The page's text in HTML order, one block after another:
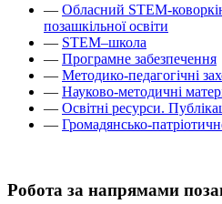
— Обласний STEM-
позашкільної освіти
— STEM–школа
— Програмне забезпечення
— Методико-педагогічні
— Науково-методичні
— Освітні ресурси.
— Громадянсько-
Робота за напрямами